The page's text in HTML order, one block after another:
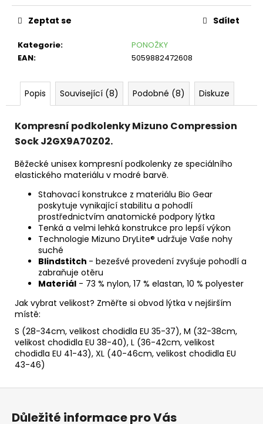
Kategorie:
PONOŽKY
EAN: 5059882472608
Zeptat se Sdílet
Popis Související (8) Podobné (8) Diskuze
Kompresní podkolenky Mizuno Compression
Sock J2GX9A70Z02.
Běžecké unisex kompresní podkolenky ze speciálního
elastického materiálu v modré barvě.
Stahovací konstrukce z materiálu Bio Gear
poskytuje vynikající stabilitu a pohodlí
prostřednictvím anatomické podpory lýtka
Tenká a velmi lehká konstrukce pro lepší výkon
Technologie Mizuno DryLite® udržuje Vaše nohy
suché
Blindstitch - bezešvé provedení zvyšuje pohodlí a
zabraňuje otěru
Materiál - 73 % nylon, 17 % elastan, 10 % polyester
Jak vybrat velikost? Změřte si obvod lýtka v nejširším
místě:
S (28-34cm, velikost chodidla EU 35-37), M (32-38cm,
velikost chodidla EU 38-40), L (36-42cm, velikost
chodidla EU 41-43), XL (40-46cm, velikost chodidla EU
43-46)
CORE
ČERVENÉ
Kč
Původně:
469
Důležité informace pro Vás